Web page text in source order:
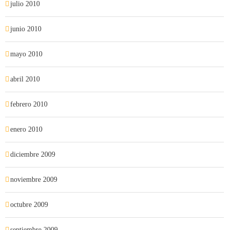
julio 2010
junio 2010
mayo 2010
abril 2010
febrero 2010
enero 2010
diciembre 2009
noviembre 2009
octubre 2009